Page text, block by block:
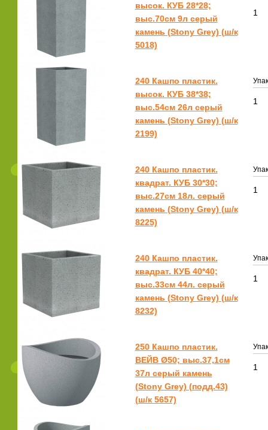
высок. КУБ 28*28;
выс.70см 9л серый
камень (Stony Grey) (ш/к
5018)
1
240 Кашпо пластик.
высок. КУБ 38*38;
выс.54см 26л серый
камень (Stony Grey) (ш/к
2199)
1
240 Кашпо пластик.
квадрат. КУБ 30*30;
выс.27см 18л. серый
камень (Stony Grey) (ш/к
8225)
1
240 Кашпо пластик.
квадрат. КУБ 40*40;
выс.33см 44л. серый
камень (Stony Grey) (ш/к
8232)
1
250 Кашпо пластик.
ВЕЙВ Ø50; выс.37,1см
37л серый камень
(Stony Grey) (подд.43)
(ш/к 5657)
1